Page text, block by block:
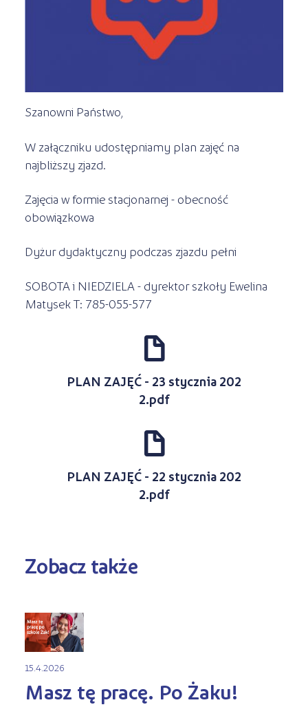
Kursy stacjonarne
s STREFA SŁUCHACZA
Szanowni Państwo,
W załączniku udostępniamy plan zajęć na
najbliższy zjazd.
Zajęcia w formie stacjonarnej - obecność
obowiązkowa
Dyżur dydaktyczny podczas zjazdu pełni
SOBOTA i NIEDZIELA - dyrektor szkoły Ewelina
Matysek T: 785-055-577
d
PLAN ZAJĘĆ - 23 stycznia 202
2.pdf
d
PLAN ZAJĘĆ - 22 stycznia 202
2.pdf
Zobacz także
15.4.2026
Masz tę pracę. Po Żaku!